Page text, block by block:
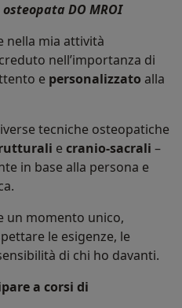
osteopata DO MROI
nella mia attività
nell’importanza di
e personalizzato alla
tecniche osteopatiche
e cranio-sacrali –
in base alla persona e
un momento unico,
le esigenze, le
di chi ho davanti.
a corsi di